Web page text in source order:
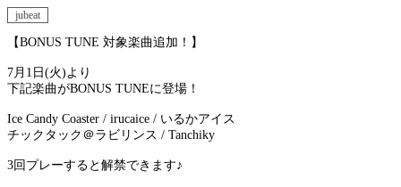
jubeat
【BONUS TUNE 対象楽曲追加！】
7月1日(火)より
下記楽曲がBONUS TUNEに登場！
Ice Candy Coaster / irucaice / いるかアイス
チックタック＠ラビリンス / Tanchiky
3回プレーすると解禁できます♪